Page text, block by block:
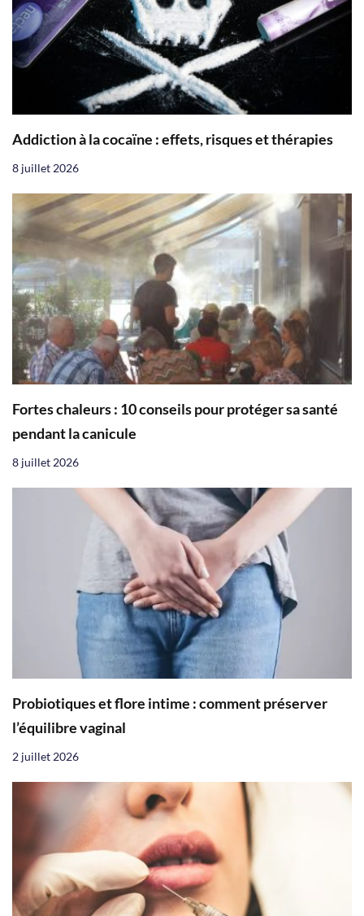
Addiction à la cocaïne : effets, risques et thérapies
8 juillet 2026
Fortes chaleurs : 10 conseils pour protéger sa santé
pendant la canicule
8 juillet 2026
Probiotiques et flore intime : comment préserver
l’équilibre vaginal
2 juillet 2026